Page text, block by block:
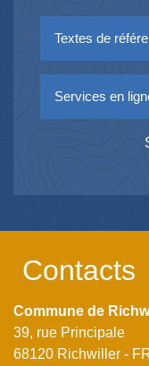
Textes de
Services en
Contacts
Commune de
39, rue Principale
68120 Richwiller -